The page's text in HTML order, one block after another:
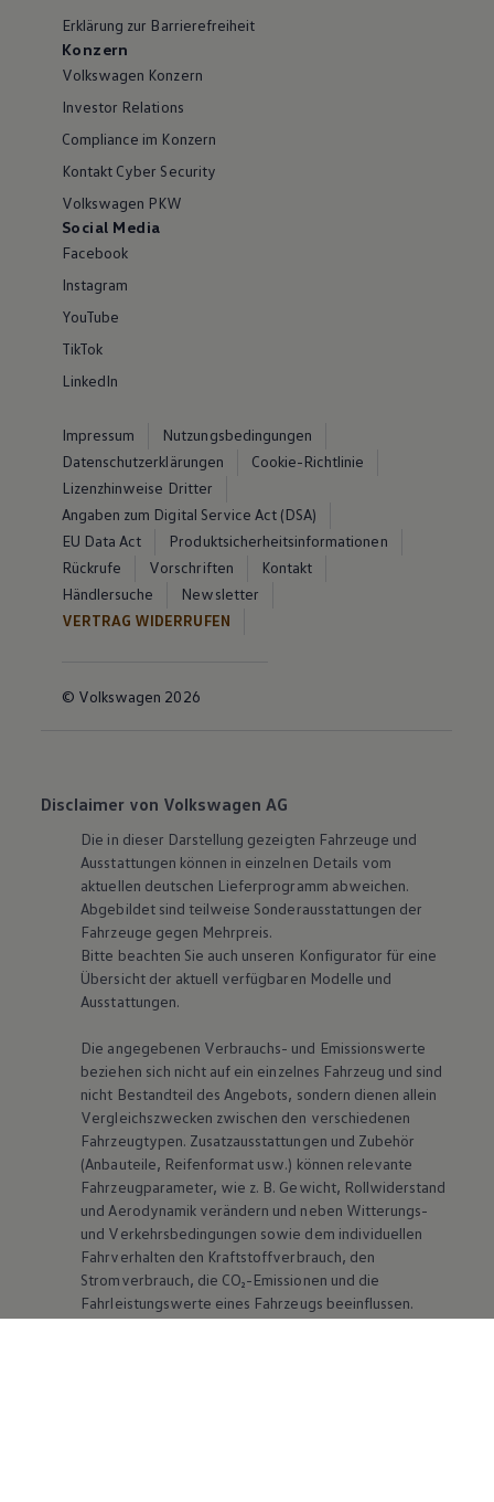
Erklärung zur Barrierefreiheit
Konzern
Volkswagen Konzern
Investor Relations
Compliance im Konzern
Kontakt Cyber Security
Volkswagen PKW
Social Media
Facebook
Instagram
YouTube
TikTok
LinkedIn
Impressum
Nutzungsbedingungen
Datenschutzerklärungen
Cookie-Richtlinie
Lizenzhinweise Dritter
Angaben zum Digital Service Act (DSA)
EU Data Act
Produktsicherheitsinformationen
Rückrufe
Vorschriften
Kontakt
Händlersuche
Newsletter
VERTRAG WIDERRUFEN
© Volkswagen 2026
Disclaimer von Volkswagen AG
Die in dieser Darstellung gezeigten Fahrzeuge und
Ausstattungen können in einzelnen Details vom
aktuellen deutschen Lieferprogramm abweichen.
Abgebildet sind teilweise Sonderausstattungen der
Fahrzeuge gegen Mehrpreis.
Bitte beachten Sie auch unseren Konfigurator für eine
Übersicht der aktuell verfügbaren Modelle und
Ausstattungen.
Die angegebenen Verbrauchs- und Emissionswerte
beziehen sich nicht auf ein einzelnes Fahrzeug und sind
nicht Bestandteil des Angebots, sondern dienen allein
Vergleichszwecken zwischen den verschiedenen
Fahrzeugtypen. Zusatzausstattungen und Zubehör
(Anbauteile, Reifenformat usw.) können relevante
Fahrzeugparameter, wie z. B. Gewicht, Rollwiderstand
und Aerodynamik verändern und neben Witterungs-
und Verkehrsbedingungen sowie dem individuellen
Fahrverhalten den Kraftstoffverbrauch, den
Stromverbrauch, die CO₂-Emissionen und die
Fahrleistungswerte eines Fahrzeugs beeinflussen.